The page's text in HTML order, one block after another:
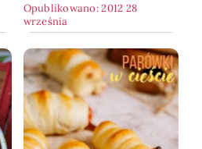
Opublikowano: 2012 28
września